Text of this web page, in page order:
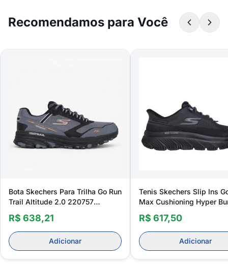
Recomendamos para Você
Bota Skechers Para Trilha Go Run
Trail Altitude 2.0 220757
Masculino
R$ 638,21
Adicionar
Tenis Skechers Slip Ins
Max Cushioning Hyper
Masculino
R$ 617,50
Adicionar